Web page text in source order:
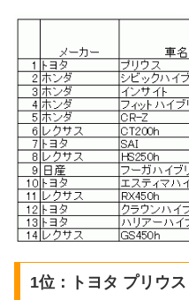
1位：トヨタ プリウ